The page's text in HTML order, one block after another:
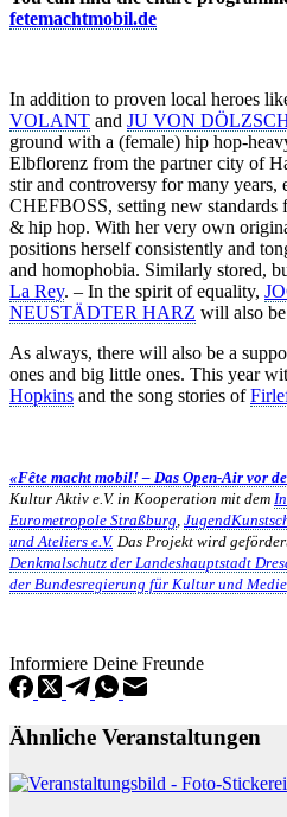
fetemachtmobil.de
In addition to proven local heroes
VOLANT and JU VON
ground with a (female) hip hop-
Elbflorenz from the partner city of
stir and controversy for many years,
CHEFBOSS, setting new standards
& hip hop. With her very own
positions herself consistently and
and homophobia. Similarly stored,
La Rey. – In the spirit of equality,
NEUSTÄDTER HARZ will also
As always, there will also be a
ones and big little ones. This year
Hopkins and the song stories of
«Fête macht mobil! – Das Open-Air vor
Kultur Aktiv e.V. in Kooperation mit dem
Eurometropole Straßburg
und Ateliers e.V. Das Projekt wird
Denkmalschutz der Landeshauptstadt
der Bundesregierung für Kultur und
Informiere Deine Freunde
Ähnliche Veranstaltungen